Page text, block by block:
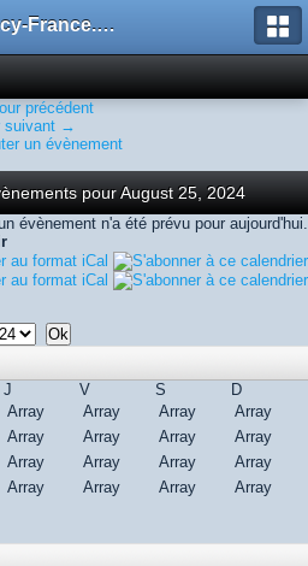
Legacy-France.org - Forum
précédent
suivant →
un évènement
pour August 25, 2024
évènement n'a été prévu pour aujourd'hui.
J V S
D
Array Array Array
Array
Array Array Array
Array
Array Array Array
Array
Array Array Array
Array